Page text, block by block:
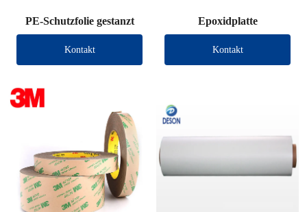
PE-Schutzfolie gestanzt
Kontakt
Epoxidplatte
Kontakt